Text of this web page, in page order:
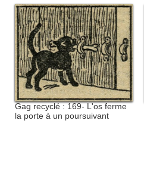
Gag recyclé : 169- L'os ferme
la porte à un poursuivant